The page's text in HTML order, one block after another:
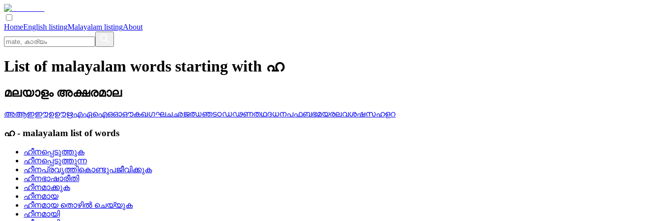
HomeEnglish listingMalayalam listingAbout
List of malayalam words starting with ഹ
മലയാളം അക്ഷരമാല
അആഇഈഉഊഋഎഏഐഒഓഔകഖഗഘചഛജഝഞടഠഡഢണതഥദധനപഫബഭമയരലവശഷസഹളറ
ഹ- malayalam list of words
ഹീനപ്പെടുത്തുക
ഹീനപ്പെടുത്തുന്ന
ഹീനപ്രവൃത്തികൊണ്ടുപജീവിക്കുക
ഹീനഭാഷാരീതി
ഹീനമാക്കുക
ഹീനമായ
ഹീനമായ തൊഴില്‍ ചെയ്യുക
ഹീനമായി